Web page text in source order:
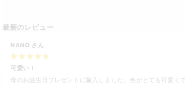
最新のレビュー
NANO さん
可愛い！
母のお誕生日プレゼントに購入しました。色がとても可愛く